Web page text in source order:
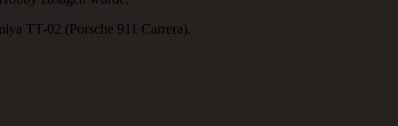
TT-02 (Porsche 911 Carrera).